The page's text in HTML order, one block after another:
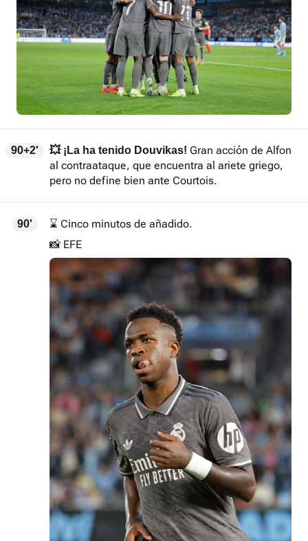
90+2' 💥 ¡La ha tenido Douvikas! Gran acción de Alfon
al contraataque, que encuentra al ariete griego,
pero no define bien ante Courtois.
90'
⌛ Cinco minutos de añadido.
📸 EFE